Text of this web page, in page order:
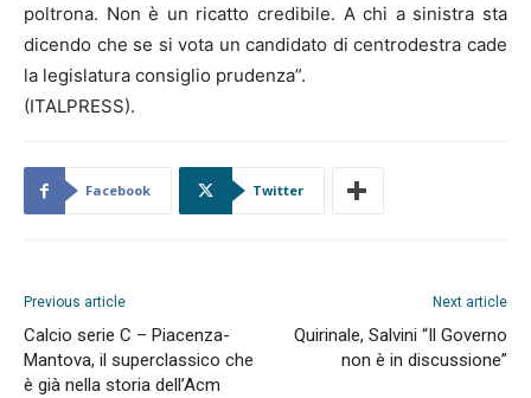
poltrona. Non è un ricatto credibile. A chi a sinistra sta
dicendo che se si vota un candidato di centrodestra cade
la legislatura consiglio prudenza”.
(ITALPRESS).
Facebook Twitter
Previous article
Calcio serie C – Piacenza-
Mantova, il superclassico che
è già nella storia dell’Acm
Next article
Quirinale, Salvini “Il Governo
non è in discussione”